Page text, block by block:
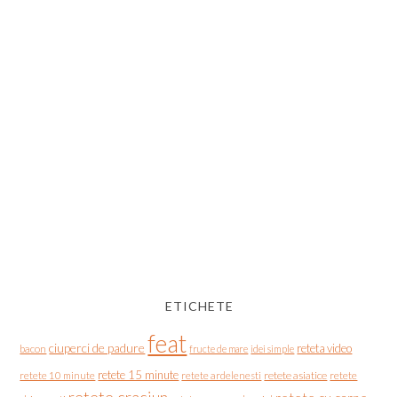
ETICHETE
bacon ciuperci de padure feat fructe de mare idei simple reteta video
retete 10 minute retete 15 minute retete ardelenesti retete asiatice retete